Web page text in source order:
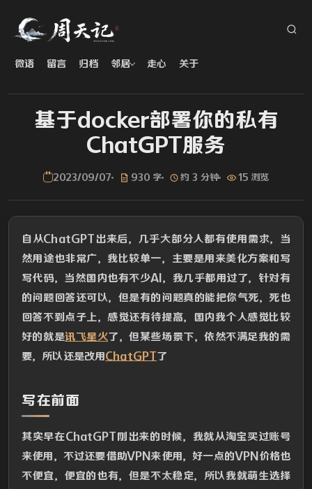
微语 留言 归档 邻居 走心 关于
基于docker部署你的私有
ChatGPT服务
2023/09/07 930 字 约 3 分钟 15 浏览
自从ChatGPT出来后，几乎大部分人都有使用需求，当
然用途也非常广，我比较单一，主要是用来美化方案和写
写代码，当然国内也有不少AI，我几乎都用过了，针对有
的问题回答还可以，但是有的问题真的能把你气死，死也
回答不到点子上，感觉还有待提高，国内我个人感觉比较
好的就是讯飞星火了，但某些场景下，依然不满足我的需
要，所以还是改用ChatGPT了
写在前面
其实早在ChatGPT刚出来的时候，我就从淘宝买过账号
来使用，不过还要借助VPN来使用，好一点的VPN价格也
不便宜，便宜的也有，但是不太稳定，所以我就萌生选择